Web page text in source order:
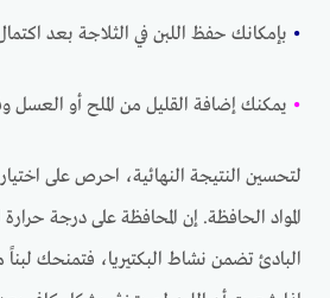
• بإمكانك حفظ اللبن في الثلاجة بعد
• يمكنك إضافة القليل من الملح أو
لتحسين النتيجة النهائية، احرص على
المواد الحافظة. إن المحافظة على درجة
البادئ تضمن نشاط البكتيريا، فتمنحك